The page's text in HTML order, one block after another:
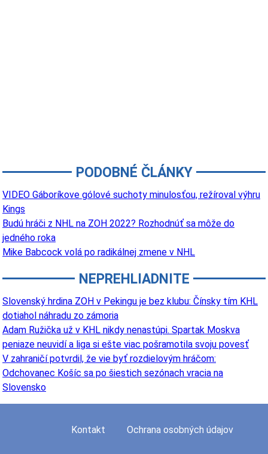
PODOBNÉ ČLÁNKY
VIDEO Gáboríkove gólové suchoty minulosťou, režíroval výhru
Kings
Budú hráči z NHL na ZOH 2022? Rozhodnúť sa môže do
jedného roka
Mike Babcock volá po radikálnej zmene v NHL
NEPREHLIADNITE
Slovenský hrdina ZOH v Pekingu je bez klubu: Čínsky tím KHL
dotiahol náhradu zo zámoria
Adam Ružička už v KHL nikdy nenastúpi. Spartak Moskva
peniaze neuvidí a liga si ešte viac pošramotila svoju povesť
V zahraničí potvrdil, že vie byť rozdielovým hráčom:
Odchovanec Košíc sa po šiestich sezónach vracia na
Slovensko
Kontakt Ochrana osobných údajov